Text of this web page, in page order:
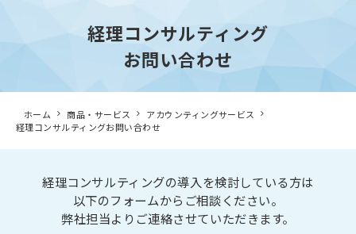
経理コンサルティング
お問い合わせ
ホーム 商品・サービス
アカウンティングサービス
経理コンサルティングお問い合わせ
経理コンサルティングの導入を検討している方は
以下のフォームからご相談ください。
弊社担当よりご連絡させていただきます。